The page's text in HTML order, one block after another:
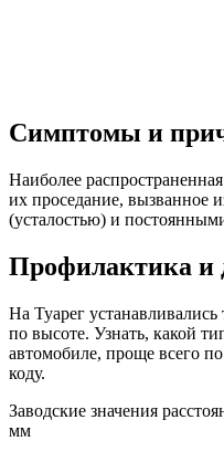
Симптомы и
Наиболее
их проседание, вызванное
(усталостью) и
Профилактика и
На Туарег
по высоте. Узнать, какой
автомобиле, проще всего
коду.
Заводские значения
мм